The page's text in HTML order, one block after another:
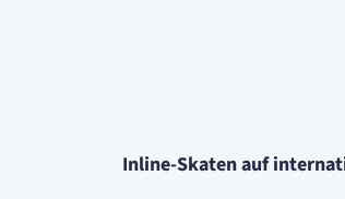
Inline-Skaten auf